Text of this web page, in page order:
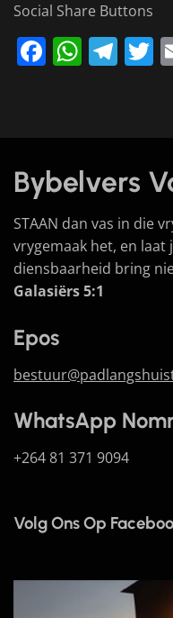
Social Share Buttons
Facebook
Bybelvers
STAAN dan vas in die
vrygemaak het, en laat
diensbaarheid bring
Galasiërs 5:1
Epos
WhatsApp
+264 81 371 9094
Volg Ons Op